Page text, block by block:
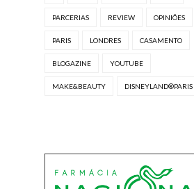
PARCERIAS REVIEW OPINIÕES
PARIS LONDRES CASAMENTO
BLOGAZINE YOUTUBE
MAKE&BEAUTY DISNEYLAND®PARIS